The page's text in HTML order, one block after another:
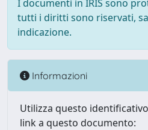
I documenti in IRIS sono
tutti i diritti sono riservati,
indicazione.
Informazioni
Utilizza questo
link a questo documento: